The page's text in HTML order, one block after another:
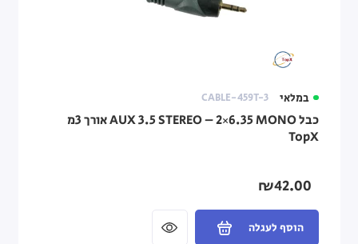
במלאי CABLE-459T-3
כבל AUX 3.5 STEREO – 2×6.35 MONO אורך 3מ
TopX
₪42.00
הוסף לעגלה